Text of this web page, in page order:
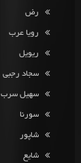
رض
رویا عرب
ریویل
سجاد رجبی
سهیل سرب
سورنا
شاپور
شایع